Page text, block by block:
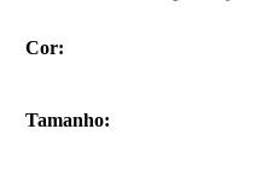
Cor:
Tamanho: